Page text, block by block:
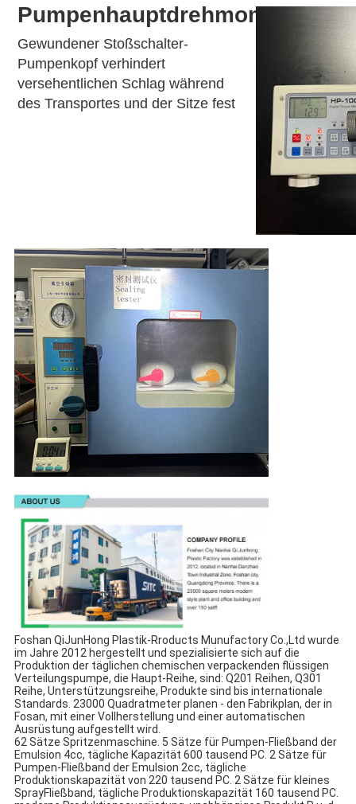
Pumpenhauptdrehmomenttest
Gewundener Stoßschalter-
Pumpenkopf verhindert
versehentlichen Schlag während
des Transportes und der Sitze fest
Foshan QiJunHong Plastik-Rroducts Munufactory Co.,Ltd wurde
im Jahre 2012 hergestellt und spezialisierte sich auf die
Produktion der täglichen chemischen verpackenden flüssigen
Verteilungspumpe, die Haupt-Reihe, sind: Q201 Reihen, Q301
Reihe, Unterstützungsreihe, Produkte sind bis internationale
Standards. 23000 Quadratmeter planen - den Fabrikplan, der in
Fosan, mit einer Vollherstellung und einer automatischen
Ausrüstung aufgestellt wird.
62 Sätze Spritzenmaschine. 5 Sätze für Pumpen-Fließband der
Emulsion 4cc, tägliche Kapazität 600 tausend PC. 2 Sätze für
Pumpen-Fließband der Emulsion 2cc, tägliche
Produktionskapazität von 220 tausend PC. 2 Sätze für kleines
SprayFließband, tägliche Produktionskapazität 160 tausend PC.